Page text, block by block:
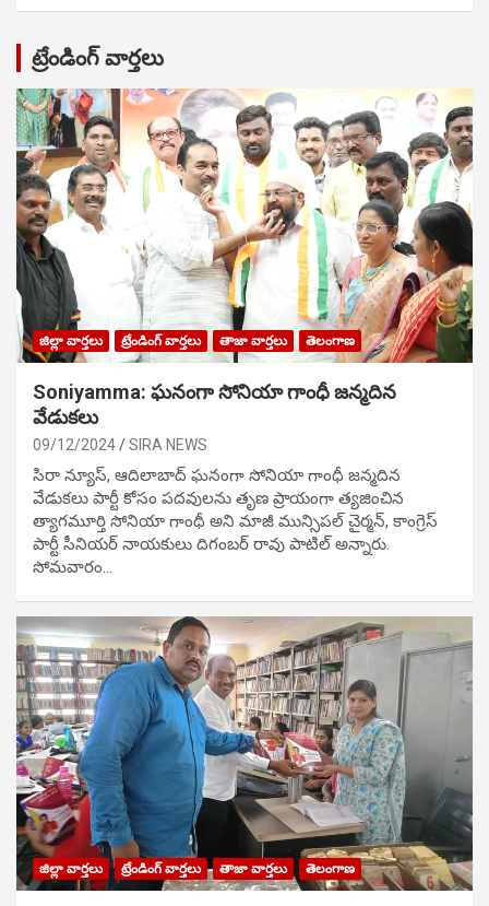
ట్రేండింగ్ వార్తలు
జిల్లా వార్తలు ట్రేండింగ్ వార్తలు తాజా వార్తలు తెలంగాణ
Soniyamma: ఘ‌నంగా సోనియా గాంధీ జ‌న్మ‌దిన
వేడుక‌లు
09/12/2024 SIRA NEWS
సిరా న్యూస్, ఆదిలాబాద్ ఘ‌నంగా సోనియా గాంధీ జ‌న్మ‌దిన
వేడుక‌లు పార్టీ కోసం ప‌ద‌వుల‌ను తృణ ప్రాయంగా త్య‌జించిన
త్యాగమూర్తి సోనియా గాంధీ అని మాజీ మున్సిప‌ల్ చైర్మ‌న్, కాంగ్రెస్
పార్టీ సీనియ‌ర్ నాయ‌కులు దిగంబ‌ర్ రావు పాటిల్ అన్నారు.
సోమవారం…
జిల్లా వార్తలు ట్రేండింగ్ వార్తలు తాజా వార్తలు తెలంగాణ